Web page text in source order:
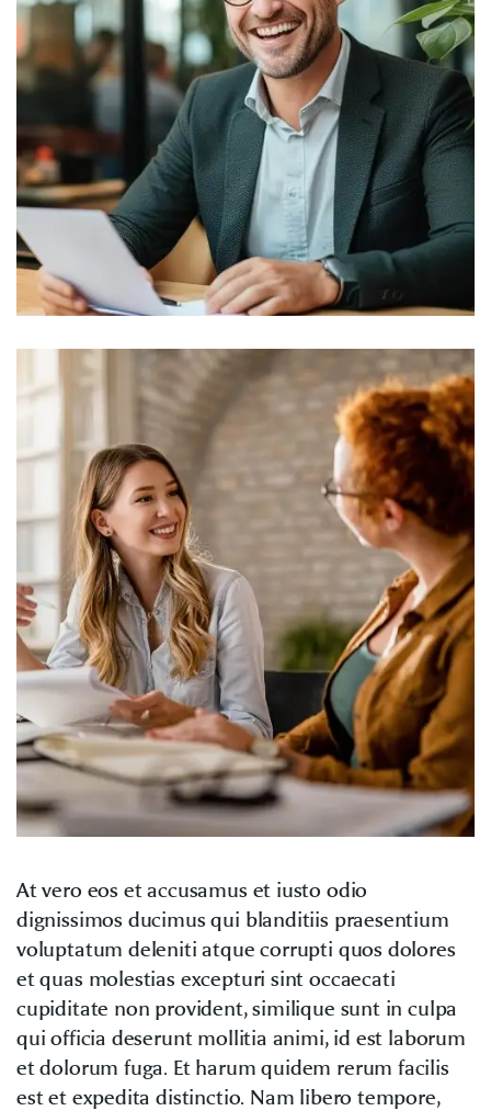
At vero eos et accusamus et iusto odio
dignissimos ducimus qui blanditiis praesentium
voluptatum deleniti atque corrupti quos dolores
et quas molestias excepturi sint occaecati
cupiditate non provident, similique sunt in culpa
qui officia deserunt mollitia animi, id est laborum
et dolorum fuga. Et harum quidem rerum facilis
est et expedita distinctio. Nam libero tempore,